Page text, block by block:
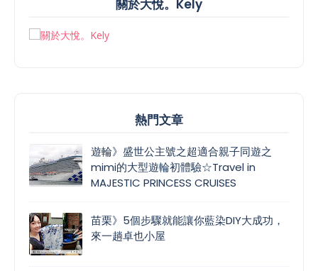
關於大悅。Kely
熱門文章
遊輪》盛世公主號之超適合親子同遊之
mimi的大型遊輪初體驗☆Travel in
MAJESTIC PRINCESS CRUISES
苗栗》5個步驟就能讓你藍染DIY大成功，
來一趟卓也小屋